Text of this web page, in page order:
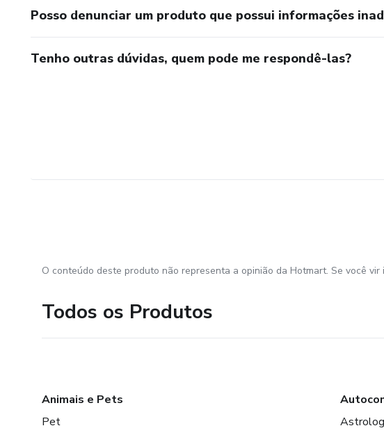
Posso denunciar um produto que possui informações
Tenho outras dúvidas, quem pode me respondê-las?
O conteúdo deste produto não representa a opinião da Hotmart. Se você vir
Todos os Produtos
Animais e Pets
Pet